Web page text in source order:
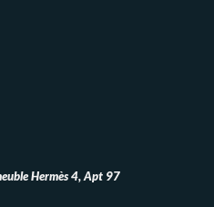
Hermès 4, Apt 97